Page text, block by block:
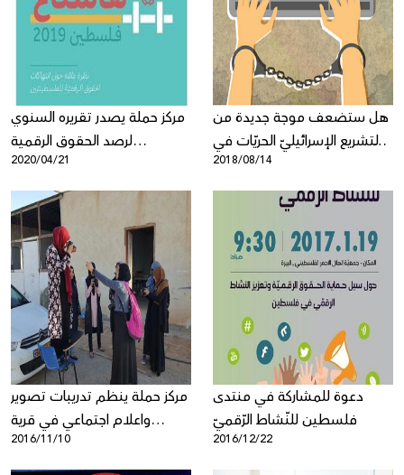
Donate
مركز حملة يصدر تقريره السنوي
لرصد الحقوق الرقمية
الفلسطينية هاشتاغ
فلسطين2019
2020/04/21
هل ستضعف موجة جديدة من
التشريع الإسرائيليّ الحريّات في
الانترنت؟
2018/08/14
مركز حملة ينظم تدريبات تصوير
واعلام اجتماعي في قرية
الزرنوق غير المعترف بها في
النقب
2016/11/10
دعوة للمشاركة في منتدى
فلسطين للنّشاط الرّقميّ
2016/12/22